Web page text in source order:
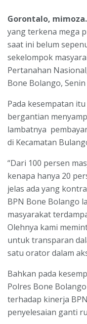
Gorontalo,
yang terkena mega
saat ini belum
sekelompok
Pertanahan
Bone Bolango,
Pada kesempatan
bergantian
lambatnya
di Kecamatan
“Dari 100 persen
kenapa hanya 20
jelas ada yang
BPN Bone Bolango
masyarakat
Olehnya kami
untuk transparan
satu orator dalam
Bahkan pada
Polres Bone
terhadap kinerja
penyelesaian ganti